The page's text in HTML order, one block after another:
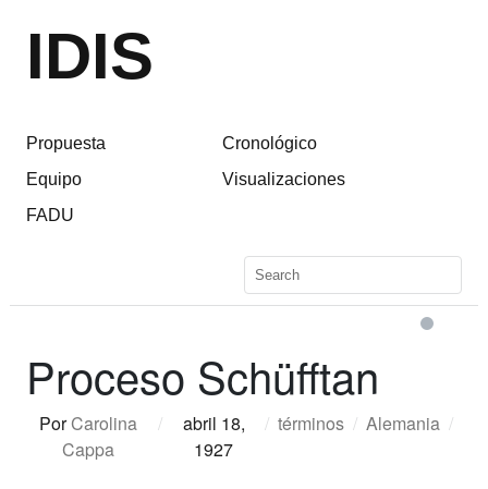
IDIS
Propuesta
Equipo
FADU
Cronológico
Visualizaciones
Proceso Schüfftan
PorCarolina
Cappa
/
abril 18,
1927
/ términos / Alemania /